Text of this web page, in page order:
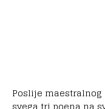
Poslije maestralnog